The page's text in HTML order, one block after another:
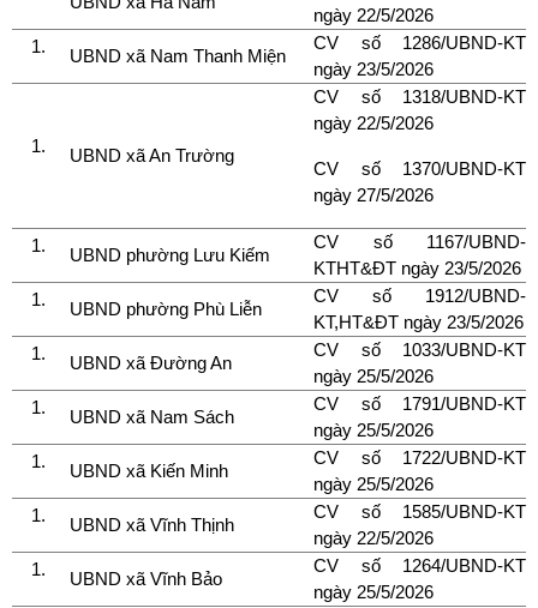
ngày 22/5/2026
UBND xã Nam Thanh Miện
CV số 1286/UBND-KT
ngày 23/5/2026
UBND xã An Trường
CV số 1318/UBND-KT
ngày 22/5/2026
CV số 1370/UBND-KT
ngày 27/5/2026
UBND phường Lưu Kiếm
CV số 1167/UBND-
KTHT&ĐT ngày 23/5/2026
UBND phường Phù Liễn
CV số 1912/UBND-
KT,HT&ĐT ngày 23/5/2026
UBND xã Đường An
CV số 1033/UBND-KT
ngày 25/5/2026
UBND xã Nam Sách
CV số 1791/UBND-KT
ngày 25/5/2026
UBND xã Kiến Minh
CV số 1722/UBND-KT
ngày 25/5/2026
UBND xã Vĩnh Thịnh
CV số 1585/UBND-KT
ngày 22/5/2026
UBND xã Vĩnh Bảo
CV số 1264/UBND-KT
ngày 25/5/2026